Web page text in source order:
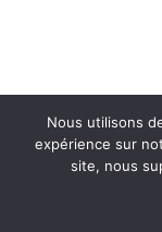
Nous utilisons
expérience sur
site, nous